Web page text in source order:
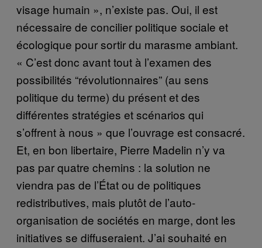
visage humain », n’existe pas. Oui, il est
nécessaire de concilier politique sociale et
écologique pour sortir du marasme ambiant.
« C’est donc avant tout à l’examen des
possibilités “révolutionnaires” (au sens
politique du terme) du présent et des
différentes stratégies et scénarios qui
s’offrent à nous » que l’ouvrage est consacré.
Et, en bon libertaire, Pierre Madelin n’y va
pas par quatre chemins : la solution ne
viendra pas de l’État ou de politiques
redistributives, mais plutôt de l’auto-
organisation de sociétés en marge, dont les
initiatives se diffuseraient. J’ai souhaité en